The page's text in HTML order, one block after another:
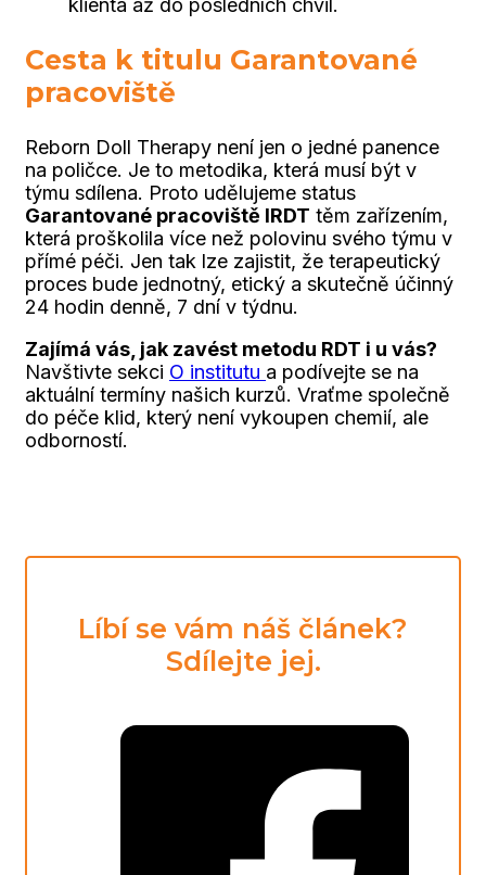
klienta až do posledních chvil.
Cesta k titulu Garantované
pracoviště
Reborn Doll Therapy není jen o jedné panence
na poličce. Je to metodika, která musí být v
týmu sdílena. Proto udělujeme status
Garantované pracoviště IRDT těm zařízením,
která proškolila více než polovinu svého týmu v
přímé péči. Jen tak lze zajistit, že terapeutický
proces bude jednotný, etický a skutečně účinný
24 hodin denně, 7 dní v týdnu.
Zajímá vás, jak zavést metodu RDT i u vás?
Navštivte sekci O institutu a podívejte se na
aktuální termíny našich kurzů. Vraťme společně
do péče klid, který není vykoupen chemií, ale
odborností.
Líbí se vám náš článek?
Sdílejte jej.